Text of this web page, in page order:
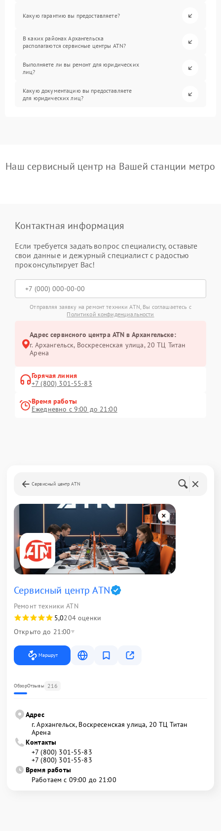
Какую гарантию вы предоставляете?
В каких районах Архангельска
располагаются сервисные центры ATN?
Выполняете ли вы ремонт для юридических
лиц?
Какую документацию вы предоставляете
для юридических лиц?
Наш сервисный центр на Вашей станции метро
Контактная информация
Если требуется задать вопрос специалисту, оставьте
свои данные и дежурный специалист с радостью
проконсультирует Вас!
Отправляя заявку на ремонт техники ATN, Вы соглашаетесь с
Политикой конфиденциальности
Адрес сервисного центра ATN в Архангельске:
г. Архангельск, Воскресенская улица, 20 ТЦ Титан
Арена
Горячая линия
+7 (800) 301-55-83
Время работы
Ежедневно с 9:00 до 21:00
Сервисный центр ATN
Сервисный центр ATN
Ремонт техники ATN
5,0204 оценки
Открыто до 21:00
Маршрут
ОбзорОтзывы 216
Адрес
г. Архангельск, Воскресенская улица, 20 ТЦ Титан
Арена
Контакты
+7 (800) 301-55-83
+7 (800) 301-55-83
Время работы
Работаем с 09:00 до 21:00